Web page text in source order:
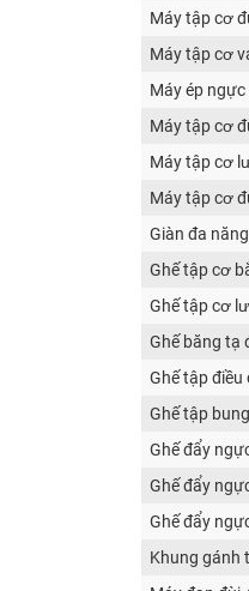
Máy tập cơ
Máy tập cơ
Máy ép
Máy tập cơ
Máy tập cơ
Máy tập cơ
Giàn đa
Ghế tập cơ
Ghế tập cơ
Ghế băng tạ
Ghế tập điều
Ghế tập
Ghế đẩy
Ghế đẩy
Ghế đẩy
Khung gánh